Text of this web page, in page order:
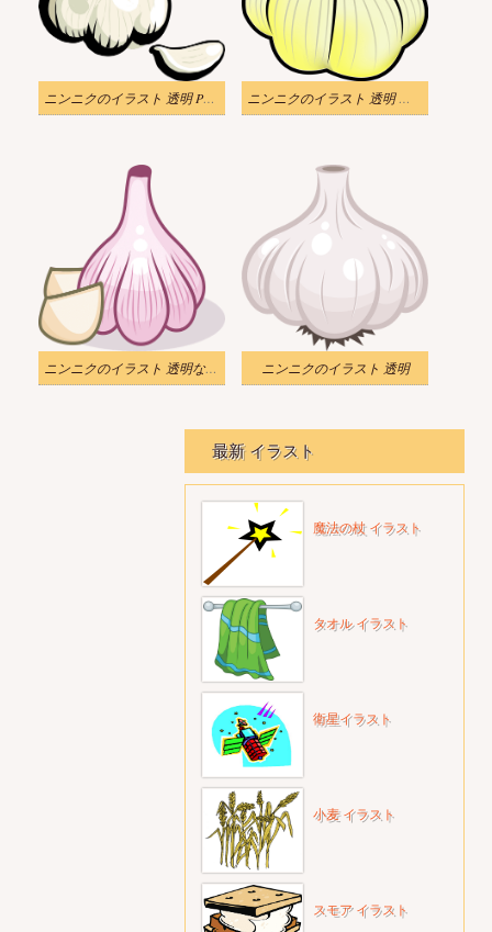
ニンニクのイラスト 透明 PNG ニンニクのイラスト 透明 無料 2
ニンニクのイラスト 透明な背景 ニンニクのイラスト 透明
最新 イラスト
魔法の杖 イラスト
タオル イラスト
衛星イラスト
小麦 イラスト
スモア イラスト